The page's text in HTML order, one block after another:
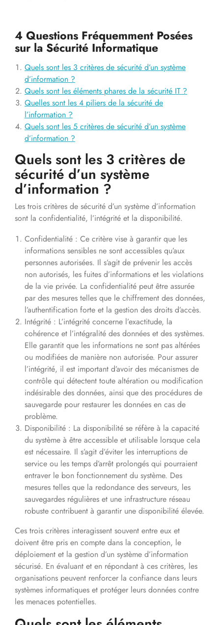
4 Questions Fréquemment Posées
sur la Sécurité Informatique
Quels sont les 3 critères de sécurité d’un système
d’information ?
Quels sont les éléments phares de la sécurité IT ?
Quelles sont les 4 piliers de la sécurité de
l’information ?
Quels sont les 5 critères de sécurité d’un système
d’information ?
Quels sont les 3 critères de
sécurité d’un système
d’information ?
Les trois critères de sécurité d’un système d’information
sont la confidentialité, l’intégrité et la disponibilité.
Confidentialité : Ce critère vise à garantir que les
informations sensibles ne sont accessibles qu’aux
personnes autorisées. Il s’agit de prévenir les accès
non autorisés, les fuites d’informations et les violations
de la vie privée. La confidentialité peut être assurée
par des mesures telles que le chiffrement des données,
l’authentification forte et la gestion des droits d’accès.
Intégrité : L’intégrité concerne l’exactitude, la
cohérence et l’intégralité des données et des systèmes.
Elle garantit que les informations ne sont pas altérées
ou modifiées de manière non autorisée. Pour assurer
l’intégrité, il est important d’avoir des mécanismes de
contrôle qui détectent toute altération ou modification
indésirable des données, ainsi que des procédures de
sauvegarde pour restaurer les données en cas de
problème.
Disponibilité : La disponibilité se réfère à la capacité
du système à être accessible et utilisable lorsque cela
est nécessaire. Il s’agit d’éviter les interruptions de
service ou les temps d’arrêt prolongés qui pourraient
entraver le bon fonctionnement du système. Des
mesures telles que la redondance des serveurs, les
sauvegardes régulières et une infrastructure réseau
robuste contribuent à garantir une disponibilité élevée.
Ces trois critères interagissent souvent entre eux et
doivent être pris en compte dans la conception, le
déploiement et la gestion d’un système d’information
sécurisé. En évaluant et en répondant à ces critères, les
organisations peuvent renforcer la confiance dans leurs
systèmes informatiques et protéger leurs données contre
les menaces potentielles.